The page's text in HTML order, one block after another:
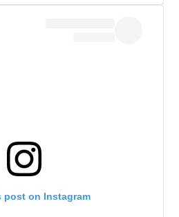
post on Instagram